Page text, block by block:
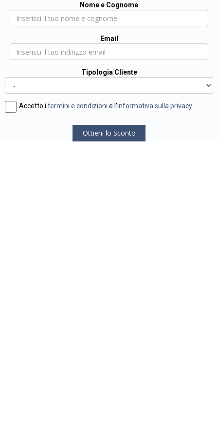
Nome e Cognome
Email
Tipologia Cliente
Accetto i termini e condizioni e l'informativa sulla privacy
Ottieni lo Sconto